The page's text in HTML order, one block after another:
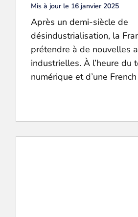
Mis à jour le 16 janvier 2025
Après un demi-siècle de
désindustrialisation, la
prétendre à de nouvelles
industrielles. À l’heure du
numérique et d’une